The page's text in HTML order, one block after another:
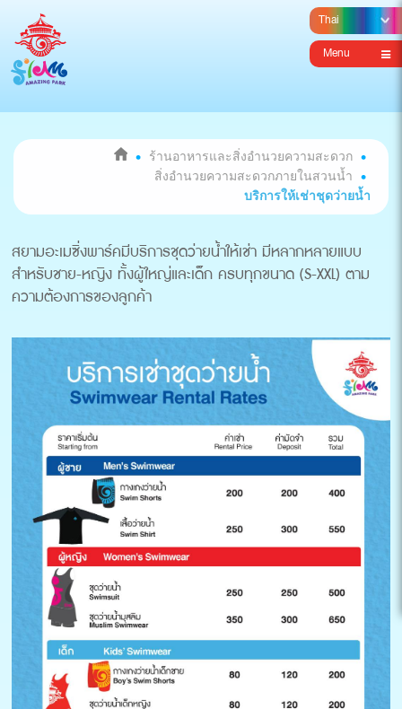
Menu
ร้านอาหารและสิ่งอำนวยความสะดวก
สิ่งอำนวยความสะดวกภายในสวนน้ำ
บริการให้เช่าชุดว่ายน้ำ
สยามอะเมซิ่งพาร์คมีบริการชุดว่ายน้ำให้เช่า มีหลากหลายแบบ
สำหรับชาย-หญิง ทั้งผู้ใหญ่และเด็ก ครบทุกขนาด (S-XXL) ตาม
ความต้องการของลูกค้า